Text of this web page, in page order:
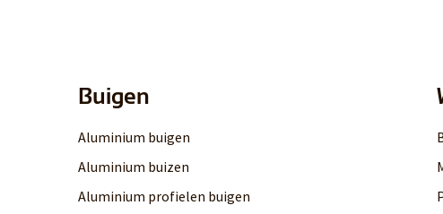
Buigen
Aluminium buigen
Aluminium buizen
Aluminium profielen buigen